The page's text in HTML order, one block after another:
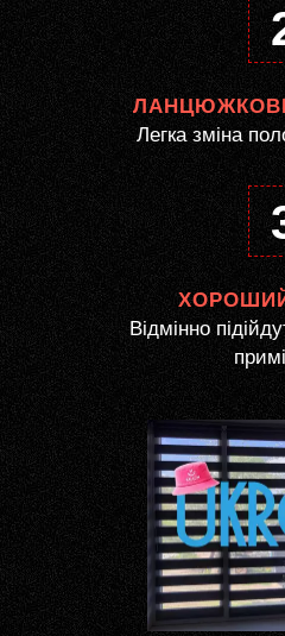
Легка зміна
Відмінно